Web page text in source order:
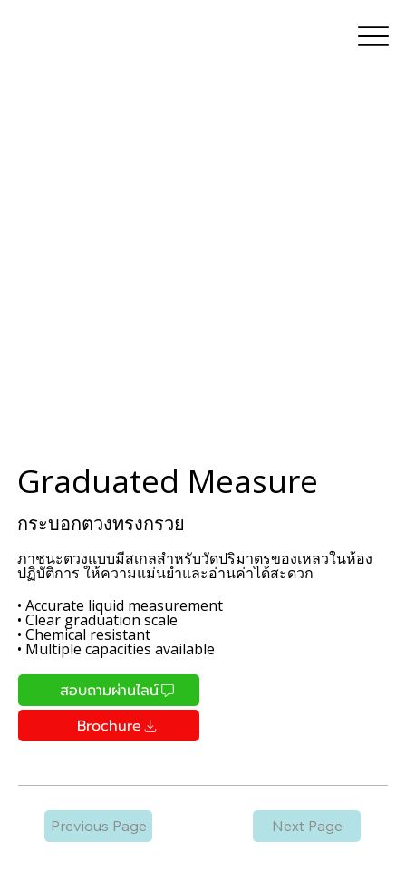
Graduated Measure
กระบอกตวงทรงกรวย
ภาชนะตวงแบบมีสเกลสำหรับวัดปริมาตรของเหลวในห้อง
ปฏิบัติการ ให้ความแม่นยำและอ่านค่าได้สะดวก
• Accurate liquid measurement
• Clear graduation scale
• Chemical resistant
• Multiple capacities available
สอบถามผ่านไลน์
Brochure
Previous Page Next Page